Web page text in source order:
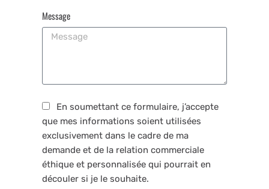
Message
En soumettant ce formulaire, j’accepte
que mes informations soient utilisées
exclusivement dans le cadre de ma
demande et de la relation commerciale
éthique et personnalisée qui pourrait en
découler si je le souhaite.